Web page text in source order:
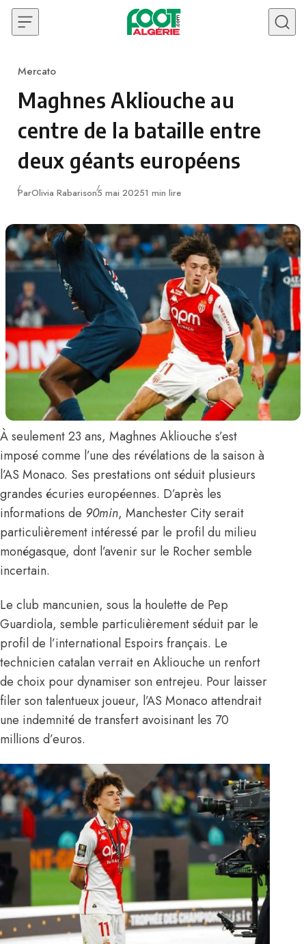
Skip to content
Category
Mercato
Maghnes Akliouche au
centre de la bataille entre
deux géants européens
ParOlivia RabarisonPublié
5 mai 20251 min lire
À seulement 23 ans, Maghnes Akliouche s’est
imposé comme l’une des révélations de la saison à
l’AS Monaco. Ses prestations ont séduit plusieurs
grandes écuries européennes. D’après les
informations de 90min, Manchester City serait
particulièrement intéressé par le profil du milieu
monégasque, dont l’avenir sur le Rocher semble
incertain.
Le club mancunien, sous la houlette de Pep
Guardiola, semble particulièrement séduit par le
profil de l’international Espoirs français. Le
technicien catalan verrait en Akliouche un renfort
de choix pour dynamiser son entrejeu. Pour laisser
filer son talentueux joueur, l’AS Monaco attendrait
une indemnité de transfert avoisinant les 70
millions d’euros.